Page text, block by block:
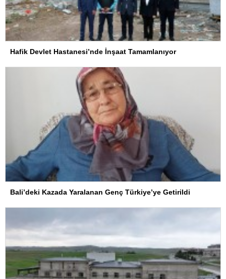
Hafik Devlet Hastanesi’nde İnşaat Tamamlanıyor
Bali’deki Kazada Yaralanan Genç Türkiye’ye Getirildi